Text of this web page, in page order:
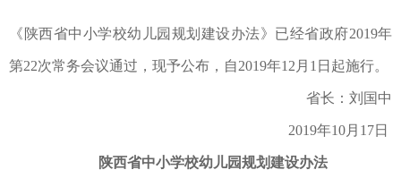
《陕西省中小学校幼儿园规划建设办法》已经省政府2019年
第22次常务会议通过，现予公布，自2019年12月1日起施行。
省长：刘国中
2019年10月17日
陕西省中小学校幼儿园规划建设办法